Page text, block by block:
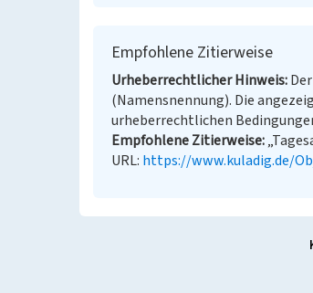
Empfohlene Zitierweise
Urheberrechtlicher Hinweis
(Namensnennung). Die
urheberrechtlichen
Empfohlene Zitierweise
URL: https://www.kuladig.de/